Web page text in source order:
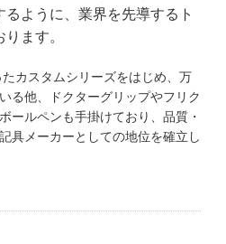
るように、業界を先導するト
ます。
カスタムシリーズをはじめ、万
る他、ドクターグリップやフリク
ールペンも手掛けており、品質・
具メーカーとしての地位を確立し